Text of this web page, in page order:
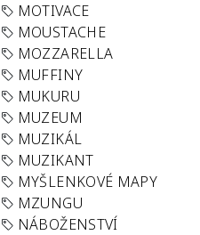
MOTIVACE
MOUSTACHE
MOZZARELLA
MUFFINY
MUKURU
MUZEUM
MUZIKÁL
MUZIKANT
MYŠLENKOVÉ MAPY
MZUNGU
NÁBOŽENSTVÍ